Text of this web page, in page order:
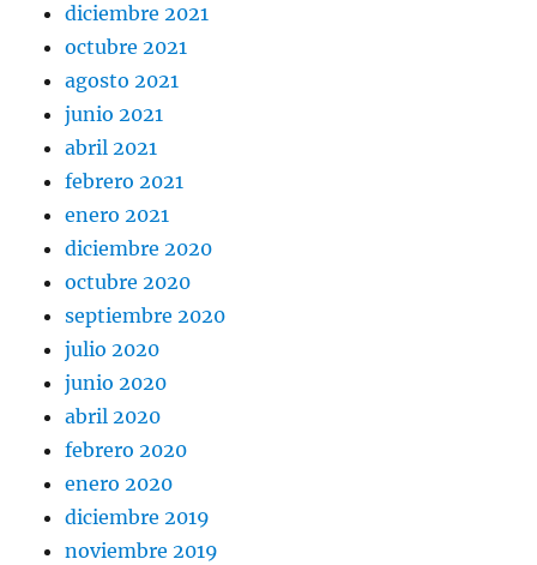
diciembre 2021
octubre 2021
agosto 2021
junio 2021
abril 2021
febrero 2021
enero 2021
diciembre 2020
octubre 2020
septiembre 2020
julio 2020
junio 2020
abril 2020
febrero 2020
enero 2020
diciembre 2019
noviembre 2019